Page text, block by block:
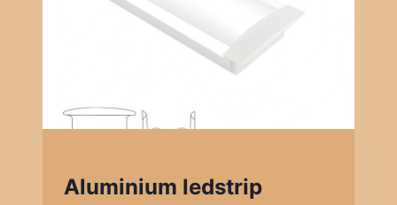
Aluminium ledstrip